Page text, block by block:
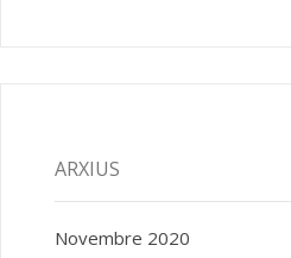
ARXIUS
Novembre 2020